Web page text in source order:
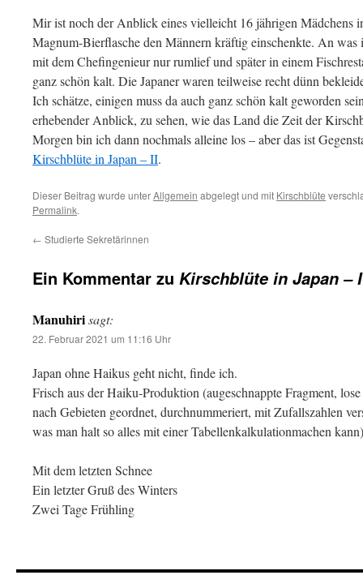
Mir ist noch der Anblick eines vielleicht 16 jährigen Mädchens
Magnum-Bierflasche den Männern kräftig einschenkte. An
mit dem Chefingenieur nur rumlief und später in einem
ganz schön kalt. Die Japaner waren teilweise recht dünn
Ich schätze, einigen muss da auch ganz schön kalt geworden
erhebender Anblick, zu sehen, wie das Land die Zeit der
Morgen bin ich dann nochmals alleine los – aber das ist
Kirschblüte in Japan – II.
Dieser Beitrag wurde unterAllgemein abgelegt und mit Kirschblüte
Permalink.
← Studierte Sekretärinnen
Ein Kommentar zu Kirschblüte in Japan – I
Manuhirisagt:
22. Februar 2021 um 11:16 Uhr
Japan ohne Haikus geht nicht, finde ich.
Frisch aus der Haiku-Produktion (augeschnappte Fragment,
nach Gebieten geordnet, durchnummeriert, mit Zufallszahlen
was man halt so alles mit einer Tabellenkalkulationmachen
Mit dem letzten Schnee
Ein letzter Gruß des Winters
Zwei Tage Frühling